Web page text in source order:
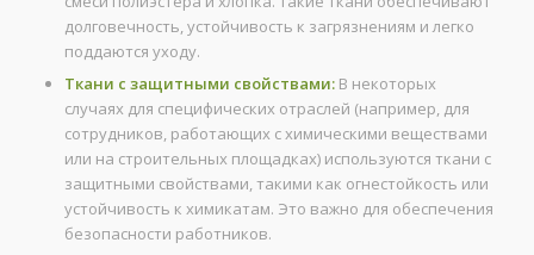
долговечность, устойчивость к загрязнениям и легко
поддаются уходу.
Ткани с защитными свойствами:В некоторых
случаях для специфических отраслей (например, для
сотрудников, работающих с химическими веществами
или на строительных площадках) используются ткани с
защитными свойствами, такими как огнестойкость или
устойчивость к химикатам. Это важно для обеспечения
безопасности работников.